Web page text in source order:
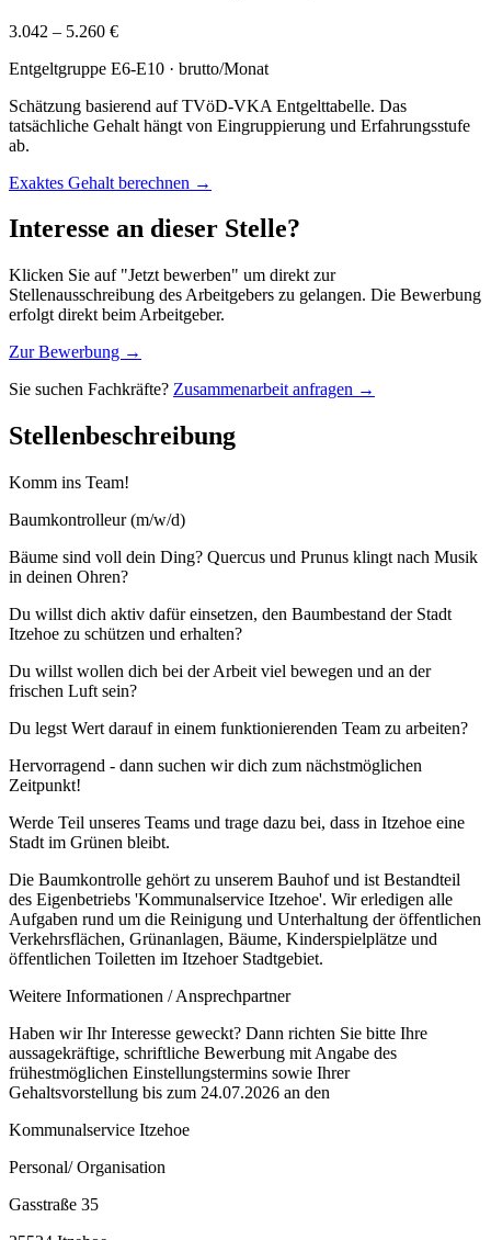
3.042 – 5.260 €
Entgeltgruppe E6-E10 · brutto/Monat
Schätzung basierend auf TVöD-VKA Entgelttabelle. Das
tatsächliche Gehalt hängt von Eingruppierung und Erfahrungsstufe
ab.
Exaktes Gehalt berechnen →
Interesse an dieser Stelle?
Klicken Sie auf "Jetzt bewerben" um direkt zur
Stellenausschreibung des Arbeitgebers zu gelangen. Die Bewerbung
erfolgt direkt beim Arbeitgeber.
Zur Bewerbung →
Sie suchen Fachkräfte? Zusammenarbeit anfragen →
Stellenbeschreibung
Komm ins Team!
Baumkontrolleur (m/w/d)
Bäume sind voll dein Ding? Quercus und Prunus klingt nach Musik
in deinen Ohren?
Du willst dich aktiv dafür einsetzen, den Baumbestand der Stadt
Itzehoe zu schützen und erhalten?
Du willst wollen dich bei der Arbeit viel bewegen und an der
frischen Luft sein?
Du legst Wert darauf in einem funktionierenden Team zu arbeiten?
Hervorragend - dann suchen wir dich zum nächstmöglichen
Zeitpunkt!
Werde Teil unseres Teams und trage dazu bei, dass in Itzehoe eine
Stadt im Grünen bleibt.
Die Baumkontrolle gehört zu unserem Bauhof und ist Bestandteil
des Eigenbetriebs 'Kommunalservice Itzehoe'. Wir erledigen alle
Aufgaben rund um die Reinigung und Unterhaltung der öffentlichen
Verkehrsflächen, Grünanlagen, Bäume, Kinderspielplätze und
öffentlichen Toiletten im Itzehoer Stadtgebiet.
Weitere Informationen / Ansprechpartner
Haben wir Ihr Interesse geweckt? Dann richten Sie bitte Ihre
aussagekräftige, schriftliche Bewerbung mit Angabe des
frühestmöglichen Einstellungstermins sowie Ihrer
Gehaltsvorstellung bis zum 24.07.2026 an den
Kommunalservice Itzehoe
Personal/ Organisation
Gasstraße 35